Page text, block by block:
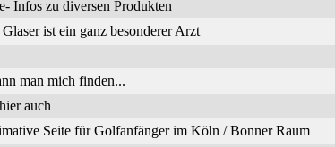
Infos zu diversen Produkten
ist ein ganz besonderer Arzt
man mich finden...
auch
Seite für Golfanfänger im Köln / Bonner Raum